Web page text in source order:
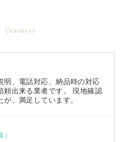
Comment
明、電話対応、納品時の対応
頼出来る業者です。 現地確認
、満足しています。